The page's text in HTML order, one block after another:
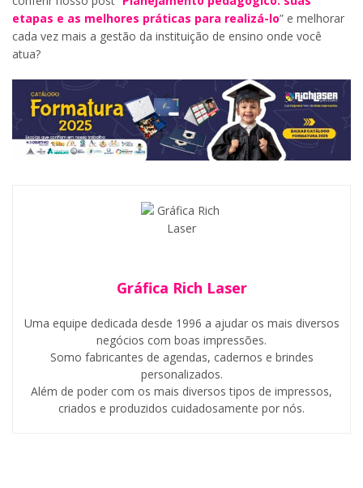
etapas e as melhores práticas para realizá-lo” e melhorar
cada vez mais a gestão da instituição de ensino onde você
atua?
Gráfica Rich Laser
Uma equipe dedicada desde 1996 a ajudar os mais diversos
negócios com boas impressões.
Somo fabricantes de agendas, cadernos e brindes
personalizados.
Além de poder com os mais diversos tipos de impressos,
criados e produzidos cuidadosamente por nós.